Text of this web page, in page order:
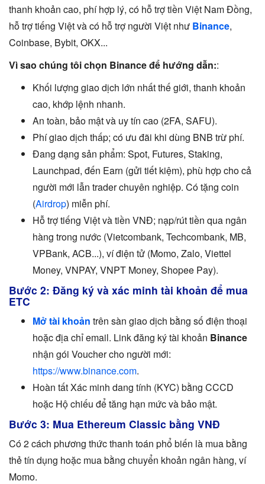
thanh khoản cao, phí hợp lý, có hỗ trợ tiền Việt Nam Đồng,
hỗ trợ tiếng Việt và có hỗ trợ người Việt như Binance,
Coinbase, Bybit, OKX...
Vì sao chúng tôi chọn Binance để hướng dẫn::
Khối lượng giao dịch lớn nhất thế giới, thanh khoản
cao, khớp lệnh nhanh.
An toàn, bảo mật và uy tín cao (2FA, SAFU).
Phí giao dịch thấp; có ưu đãi khi dùng BNB trừ phí.
Đang dạng sản phẩm: Spot, Futures, Staking,
Launchpad, đến Earn (gửi tiết kiệm), phù hợp cho cả
người mới lẫn trader chuyên nghiệp. Có tặng coin
(Airdrop) miễn phí.
Hỗ trợ tiếng Việt và tiền VNĐ; nạp/rút tiền qua ngân
hàng trong nước (Vietcombank, Techcombank, MB,
VPBank, ACB...), ví điện tử (Momo, Zalo, Viettel
Money, VNPAY, VNPT Money, Shopee Pay).
Bước 2: Đăng ký và xác minh tài khoản để mua
ETC
Mở tài khoản trên sàn giao dịch bằng số điện thoại
hoặc địa chỉ email. Link đăng ký tài khoản Binance
nhận gói Voucher cho người mới:
https://www.binance.com.
Hoàn tất Xác minh dang tính (KYC) bằng CCCD
hoặc Hộ chiếu để tăng hạn mức và bảo mật.
Bước 3: Mua Ethereum Classic bằng VNĐ
Có 2 cách phương thức thanh toán phổ biến là mua bằng
thẻ tín dụng hoặc mua bằng chuyển khoản ngân hàng, ví
Momo.